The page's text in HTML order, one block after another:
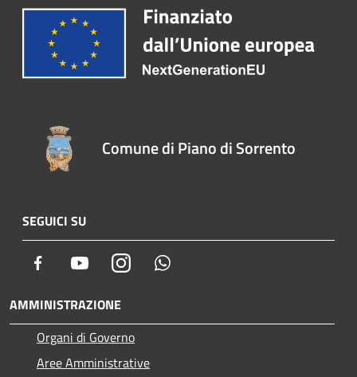
Comune di Piano di Sorrento
SEGUICI SU
Facebook YoutubeInstagram
AMMINISTRAZIONE
Organi di Governo
Aree Amministrative